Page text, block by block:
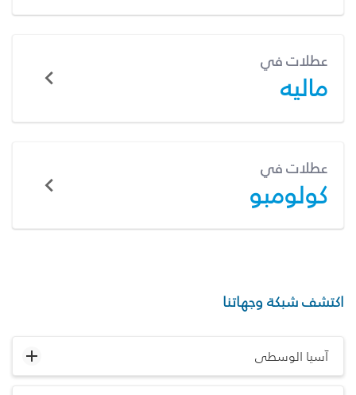
عطلات في
ماليه
عطلات في
كولومبو
اكتشف شبكة وجهاتنا
آسيا الوسطى